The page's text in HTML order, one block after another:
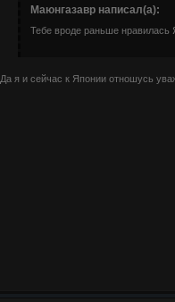
Маюнгазавр написал(а):
Тебе вроде раньше нравилась
Да я и сейчас к Японии отношусь